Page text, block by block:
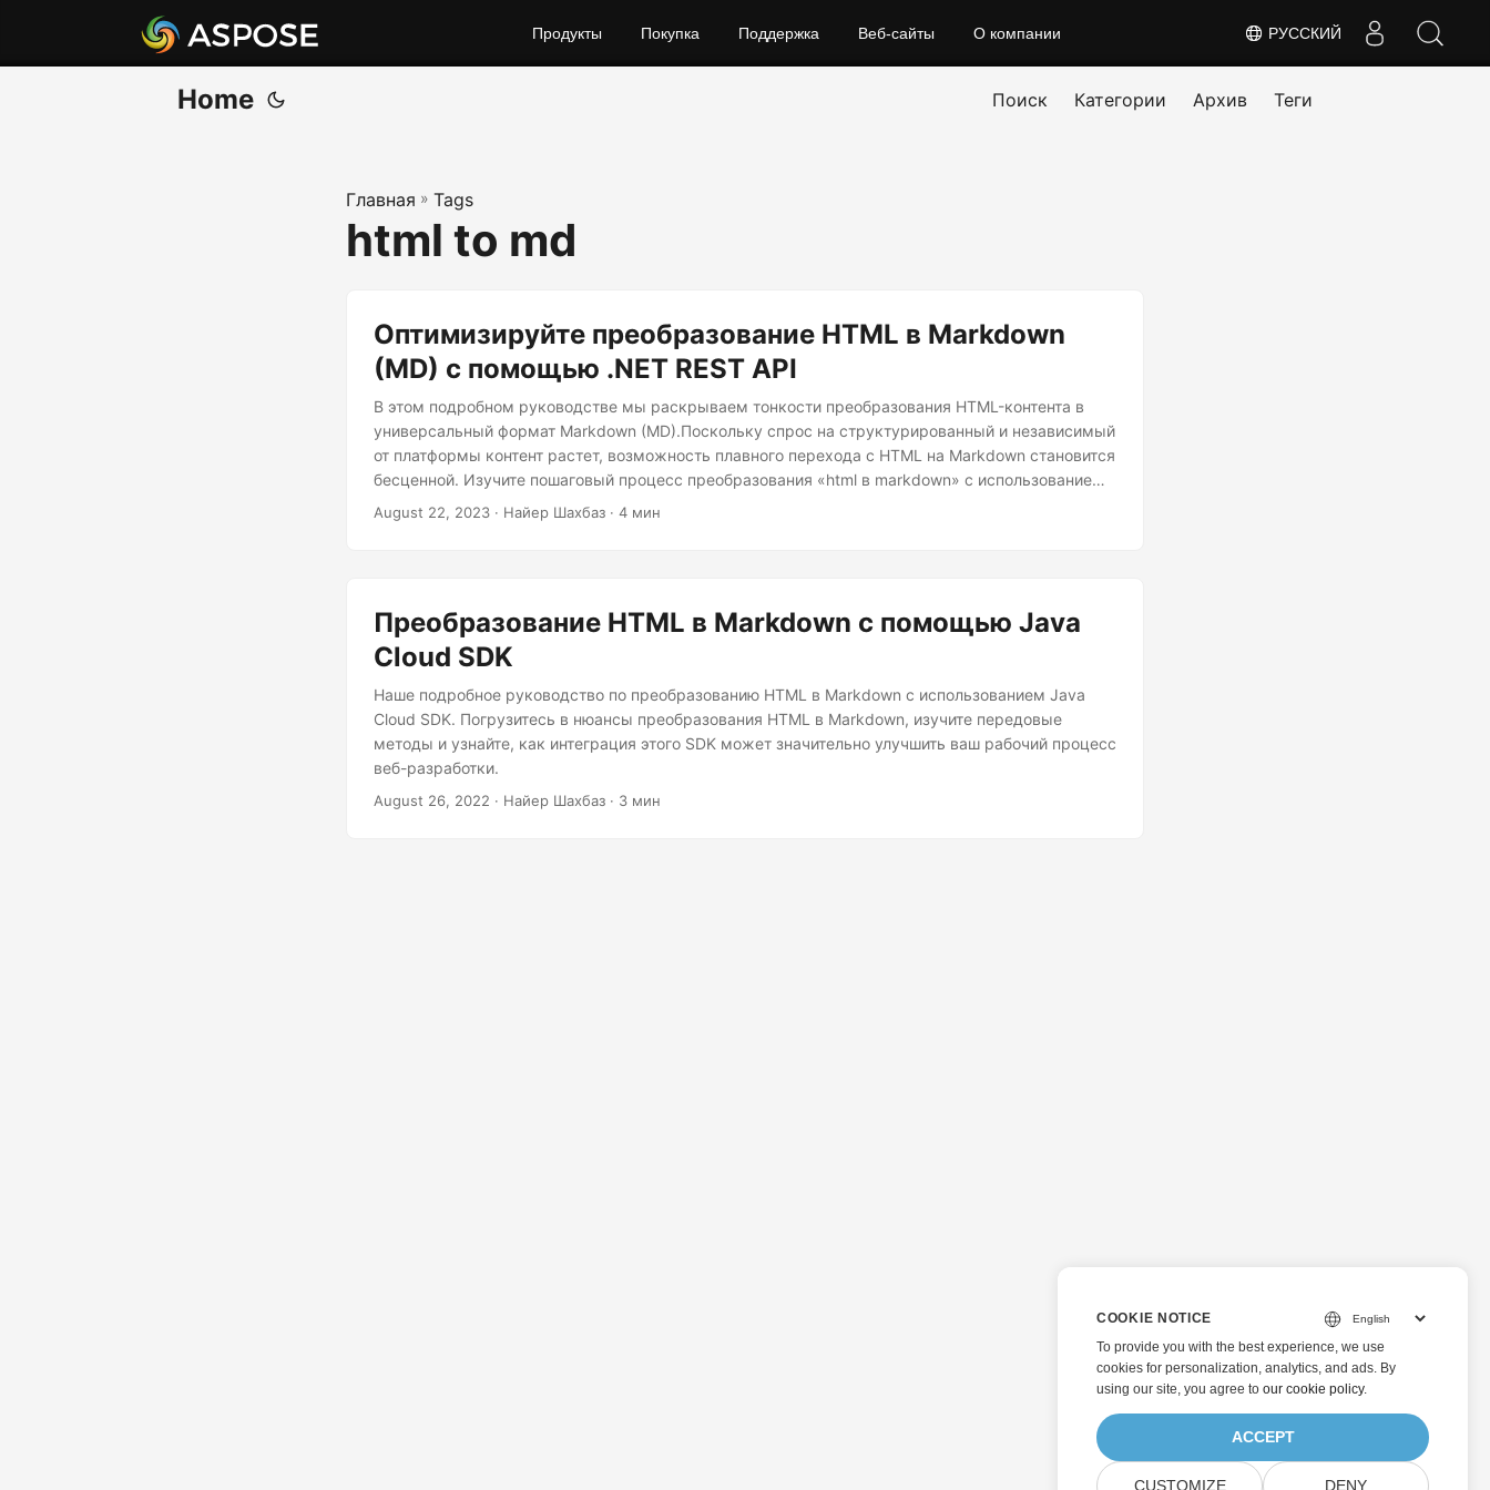
РУССКИЙ
Продукты Покупка Поддержка Веб-сайты О компании
Home Поиск Категории Архив Теги
Главная » Tags
html to md
Оптимизируйте преобразование HTML в Markdown
(MD) с помощью .NET REST API
В этом подробном руководстве мы раскрываем тонкости преобразования HTML-контента в
универсальный формат Markdown (MD).Поскольку спрос на структурированный и независимый
от платформы контент растет, возможность плавного перехода с HTML на Markdown становится
бесценной. Изучите пошаговый процесс преобразования «html в markdown» с использованием
.NET REST API, гарантируя, что ваш контент сохранит свою суть, адаптируясь к
August 22, 2023 · Найер Шахбаз · 4 мин
Преобразование HTML в Markdown с помощью Java
Cloud SDK
Наше подробное руководство по преобразованию HTML в Markdown с использованием Java
Cloud SDK. Погрузитесь в нюансы преобразования HTML в Markdown, изучите передовые
методы и узнайте, как интеграция этого SDK может значительно улучшить ваш рабочий процесс
веб-разработки.
August 26, 2022 · Найер Шахбаз · 3 мин
COOKIE NOTICE
To provide you with the best experience, we use
cookies for personalization, analytics, and ads. By
using our site, you agree to our cookie policy.
ACCEPT
CUSTOMIZE DENY